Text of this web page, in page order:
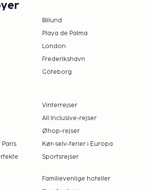
Billund
Playa de Palma
London
Frederikshavn
Göteborg
Vinterrejser
All Inclusive-rejser
Øhop-rejser
Paris
Kør-selv-ferier i Europa
Sportsrejser
Familievenlige hoteller